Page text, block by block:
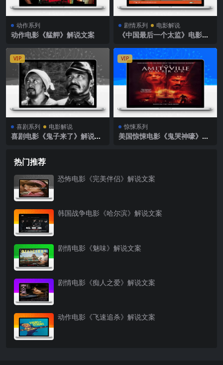
动作系列
动作电影《艋舺》解说文案
剧情系列 电影解说
《中国最后一个太监》电影解
VIP
喜剧系列 电影解说
喜剧电影《鬼子来了》解说文
VIP
惊悚系列
美国惊悚电影《鬼哭神嚎》解
热门推荐
恐怖电影《完美伴侣》解说文案
韩国战争电影《哈尔滨》解说文案
剧情电影《魅味》解说文案
剧情电影《痴人之爱》解说文案
动作电影《飞速追杀》解说文案